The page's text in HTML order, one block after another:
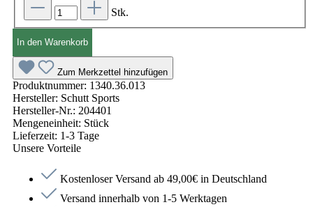
Stk.
In den Warenkorb
Zum Merkzettel hinzufügen
Produktnummer: 1340.36.013
Hersteller: Schutt Sports
Hersteller-Nr.: 204401
Mengeneinheit: Stück
Lieferzeit: 1-3 Tage
Unsere Vorteile
Kostenloser Versand ab 49,00€ in Deutschland
Versand innerhalb von 1-5 Werktagen